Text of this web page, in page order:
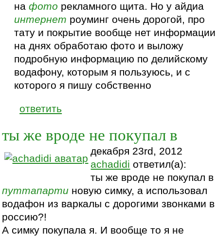
нафото рекламного щита. Но у айдиа
интернет роуминг очень дорогой, про
тату и покрытие вообще нет информации
на днях обработаю фото и выложу
подробную информацию по делийскому
водафону, которым я пользуюсь, и с
которого я пишу собственно
ответить
ты же вроде не покупал в
декабря 23rd, 2012
achadidi ответил(а):
ты же вроде не покупал в
путтапарти новую симку, а использовал
водафон из варкалы с дорогими звонками в
россию?!
А симку покупала я. И вообще то я не